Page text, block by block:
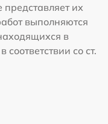
их
выполняются
в
со ст.